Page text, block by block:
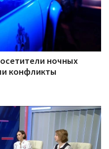
ночных
конфликты